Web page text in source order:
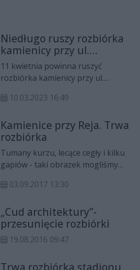
Niedługo ruszy rozbiórka
kamienicy przy ul.
Szewskiej 16
11 kwietnia powinna ruszyć
rozbiórka kamienicy przy ul.
marca został ogłoszony przetarg
10.03.2023 16:49
Kamienice przy Reja. Trwa
rozbiórka
Tumany kurzu, lecące cegły i kilku
gapiów - taki obrazek mogliśmy
ul. Reja; trwa tu rozbiórka starych
03.09.2017 13:30
„Cud architektury”-
przesunięcie rozbiórki
19.08.2016 09:47
Trwa rozbiórka stadionu